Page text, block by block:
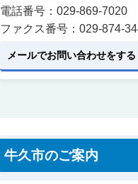
電話番号：029-869-7020
ファクス番号：029-874-
メールでお問い合わせをする
牛久市のご案内